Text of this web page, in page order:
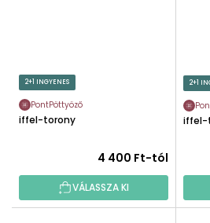
2+1 INGYENES
PontPöttyöző
Eiffel-torony
4 400 Ft-tól
VÁLASSZA KI
2+1